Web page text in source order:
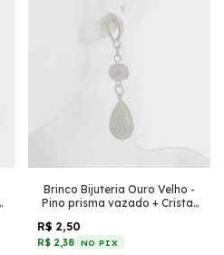
Brinco Bijuteria Ouro Velho -
Pino prisma vazado + Cristal
R$ 2,50
R$ 2,38 NO PIX